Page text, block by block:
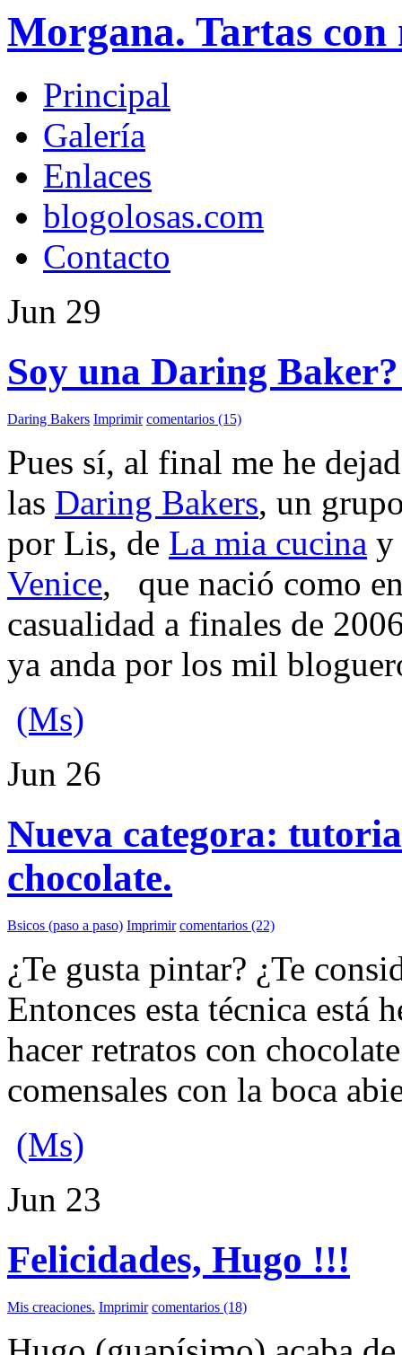
Morgana. Tartas con
Principal
Galería
Enlaces
blogolosas.com
Contacto
Jun 29
Soy una Daring
Daring Bakers Imprimir comentarios (15)
Pues sí, al final me he
las Daring Bakers, un
por Lis, de La mia cucina y
Venice, que nació como
casualidad a finales de
ya anda por los mil
(Ms)
Jun 26
Nueva categora:
chocolate.
Bsicos (paso a paso) Imprimir comentarios (22)
¿Te gusta pintar? ¿Te
Entonces esta técnica está
hacer retratos con
comensales con la boca
(Ms)
Jun 23
Felicidades, Hugo !!!
Mis creaciones. Imprimir comentarios (18)